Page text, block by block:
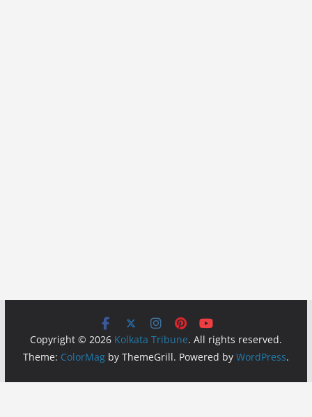
Copyright © 2026 Kolkata Tribune. All rights reserved.
Theme: ColorMagby ThemeGrill. Powered by WordPress.